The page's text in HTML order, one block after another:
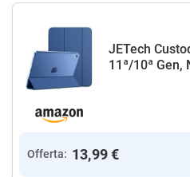
JETech
11ª/10ª Gen,
Offerta: 13,99 €